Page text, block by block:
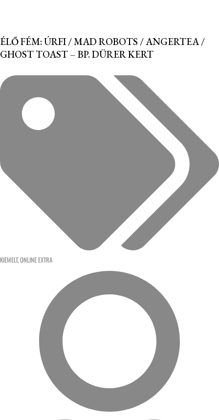
ÉLŐ FÉM: ÚRFI / MAD ROBOTS / ANGERTEA /
GHOST TOAST – BP. DÜRER KERT
KIEMELT,ONLINE EXTRA